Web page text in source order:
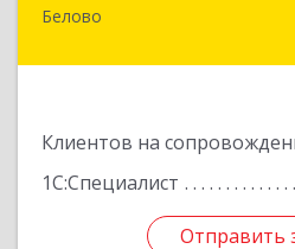
Белово
Клиентов на
1С:Специалист
Отправить
Кемеровская обл,
Отправить